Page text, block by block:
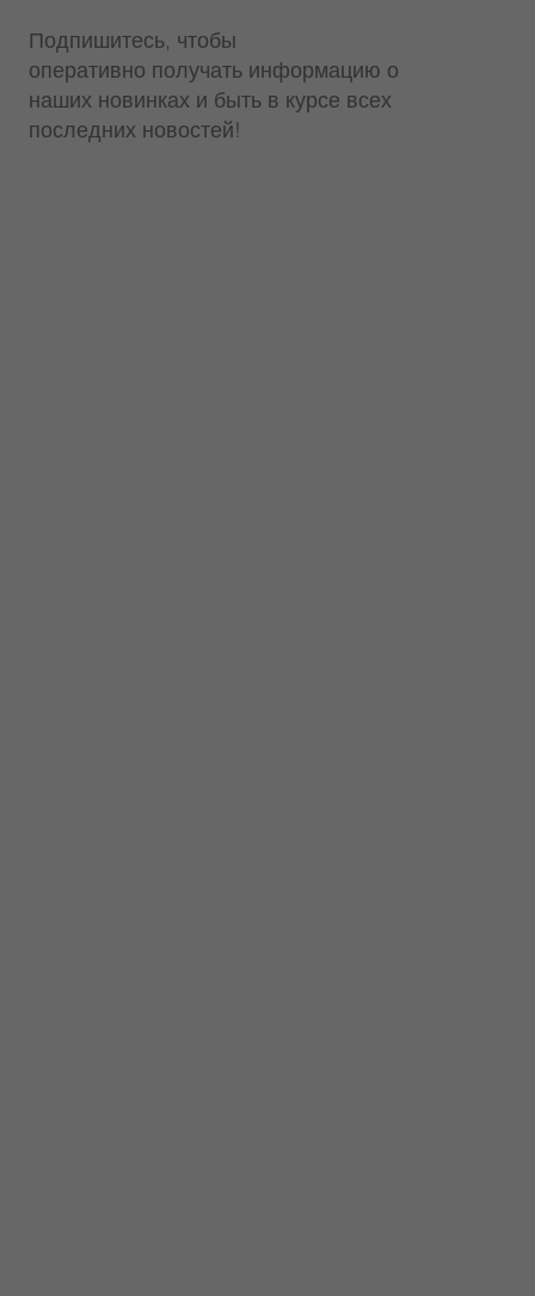
Подпишитесь, чтобы
оперативно получать информацию о
наших новинках и быть в курсе всех
последних новостей!